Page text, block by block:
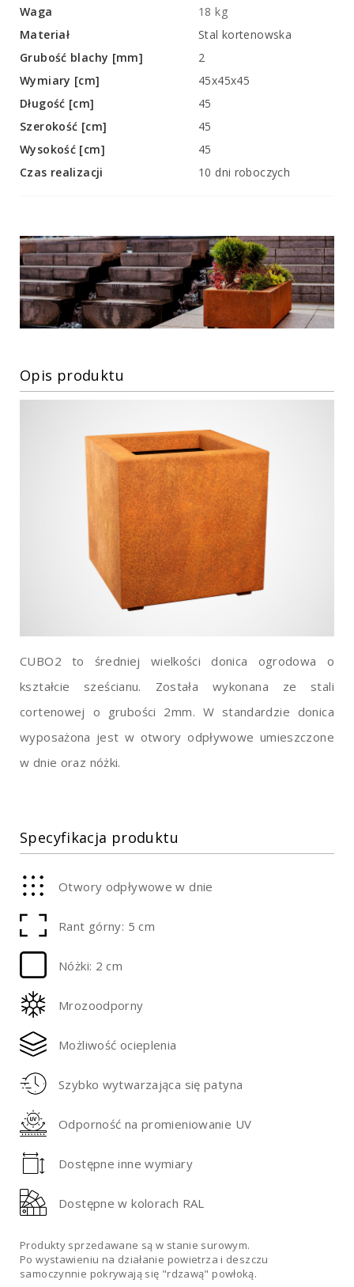
Waga
18 kg
Materiał
Stal kortenowska
Grubość blachy [mm]
2
Wymiary [cm]
45x45x45
Długość [cm]
45
Szerokość [cm]
45
Wysokość [cm]
45
Czas realizacji
10 dni roboczych
Opis produktu
CUBO2 to średniej wielkości donica ogrodowa o
kształcie sześcianu. Została wykonana ze stali
cortenowej o grubości 2mm. W standardzie donica
wyposażona jest w otwory odpływowe umieszczone
w dnie oraz nóżki.
Specyfikacja produktu
Otwory odpływowe w dnie
Rant górny: 5 cm
Nóżki: 2 cm
Mrozoodporny
Możliwość ocieplenia
Szybko wytwarzająca się patyna
Odporność na promieniowanie UV
Dostępne inne wymiary
Dostępne w kolorach RAL
Produkty sprzedawane są w stanie surowym.
Po wystawieniu na działanie powietrza i deszczu
samoczynnie pokrywają się "rdzawą" powłoką.